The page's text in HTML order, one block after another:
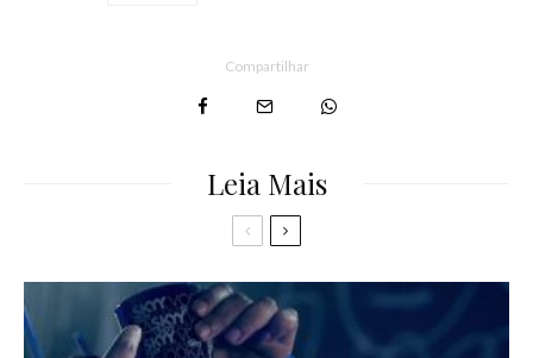
Compartilhar
Leia Mais